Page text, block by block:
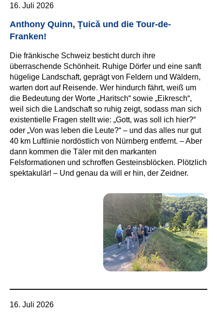
16. Juli 2026
Anthony Quinn, Țuică und die Tour-de-
Franken!
Die fränkische Schweiz besticht durch ihre
überraschende Schönheit. Ruhige Dörfer und eine sanft
hügelige Landschaft, geprägt von Feldern und Wäldern,
warten dort auf Reisende. Wer hindurch fährt, weiß um
die Bedeutung der Worte „Haritsch“ sowie „Eikresch“,
weil sich die Landschaft so ruhig zeigt, sodass man sich
existentielle Fragen stellt wie: „Gott, was soll ich hier?“
oder „Von was leben die Leute?“ – und das alles nur gut
40 km Luftlinie nordöstlich von Nürnberg entfernt. – Aber
dann kommen die Täler mit den markanten
Felsformationen und schroffen Gesteinsblöcken. Plötzlich
spektakulär! – Und genau da will er hin, der Zeidner.
16. Juli 2026